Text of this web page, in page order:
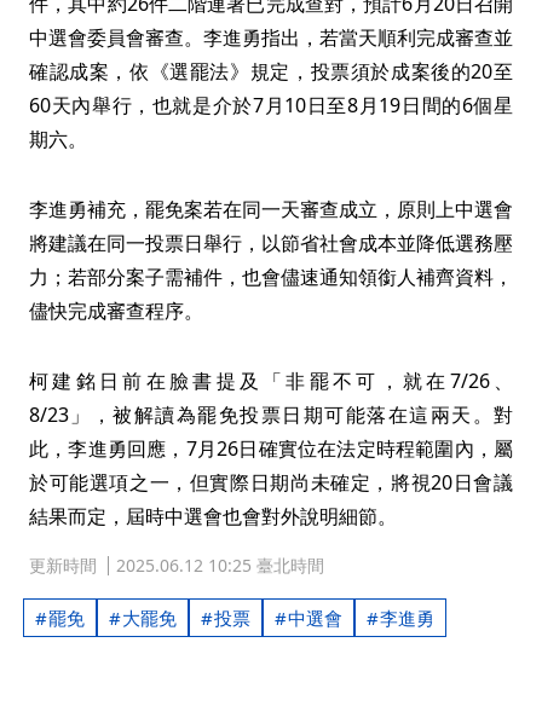
中選會委員會審查。李進勇指出，若當天順利完成審查並
確認成案，依《選罷法》規定，投票須於成案後的20至
60天內舉行，也就是介於7月10日至8月19日間的6個星
期六。
李進勇補充，罷免案若在同一天審查成立，原則上中選會
將建議在同一投票日舉行，以節省社會成本並降低選務壓
力；若部分案子需補件，也會儘速通知領銜人補齊資料，
儘快完成審查程序。
柯建銘日前在臉書提及「非罷不可，就在7/26、
8/23」，被解讀為罷免投票日期可能落在這兩天。對
此，李進勇回應，7月26日確實位在法定時程範圍內，屬
於可能選項之一，但實際日期尚未確定，將視20日會議
結果而定，屆時中選會也會對外說明細節。
更新時間 2025.06.12 10:25 臺北時間
罷免 大罷免 投票 中選會 李進勇